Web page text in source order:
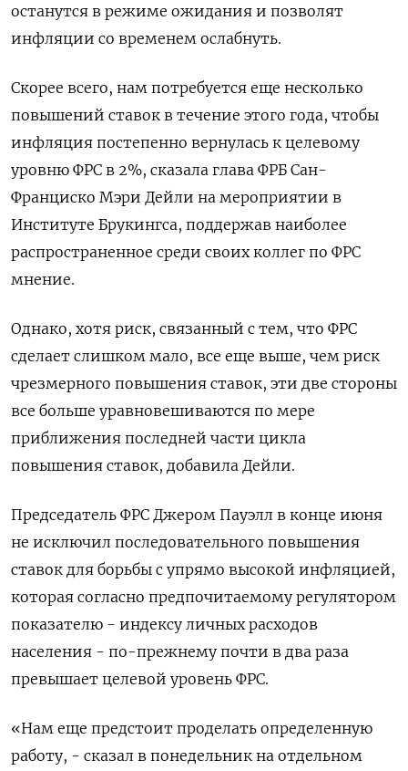
останутся в режиме ожидания и позволят
инфляции со временем ослабнуть.
Скорее всего, нам потребуется еще несколько
повышений ставок в течение этого года, чтобы
инфляция постепенно вернулась к целевому
уровню ФРС в 2%, сказала глава ФРБ Сан-
Франциско Мэри Дейли на мероприятии в
Институте Брукингса, поддержав наиболее
распространенное среди своих коллег по ФРС
мнение.
Однако, хотя риск, связанный с тем, что ФРС
сделает слишком мало, все еще выше, чем риск
чрезмерного повышения ставок, эти две стороны
все больше уравновешиваются по мере
приближения последней части цикла
повышения ставок, добавила Дейли.
Председатель ФРС Джером Пауэлл в конце июня
не исключил последовательного повышения
ставок для борьбы с упрямо высокой инфляцией,
которая согласно предпочитаемому регулятором
показателю - индексу личных расходов
населения - по-прежнему почти в два раза
превышает целевой уровень ФРС.
«Нам еще предстоит проделать определенную
работу, - сказал в понедельник на отдельном